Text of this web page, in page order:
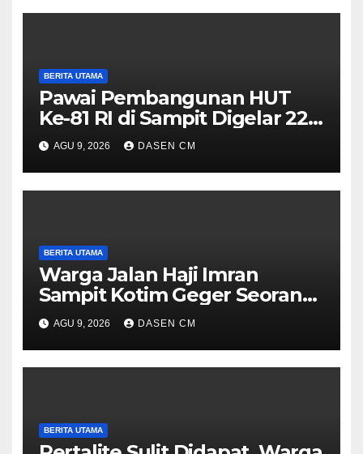
BERITA UTAMA
Pawai Pembangunan HUT
Ke-81 RI di Sampit Digelar 22
Agustus 2026, Ini Rute dan
Cara Daftarnya
AGU 9, 2026 DASEN CM
BERITA UTAMA
Warga Jalan Haji Imran
Sampit Kotim Geger Seorang
Perempuan Sempat Naik
Menara Pemancar TVRI
AGU 9, 2026 DASEN CM
BERITA UTAMA